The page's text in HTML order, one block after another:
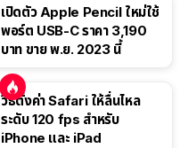
เปิดตัว Apple Pencil ใหม่ใช้
พอร์ต USB-C ราคา 3,190
บาท ขาย พ.ย. 2023 นี้
วิธีตั้งค่า Safari ให้ลื่นไหล
ระดับ 120 fps สำหรับ
iPhone และ iPad